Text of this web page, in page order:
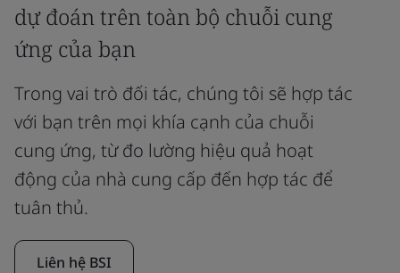
dự đoán trên toàn bộ chuỗi cung
ứng của bạn
Trong vai trò đối tác, chúng tôi sẽ hợp tác
với bạn trên mọi khía cạnh của chuỗi
cung ứng, từ đo lường hiệu quả hoạt
động của nhà cung cấp đến hợp tác để
tuân thủ.
Liên hệ BSI